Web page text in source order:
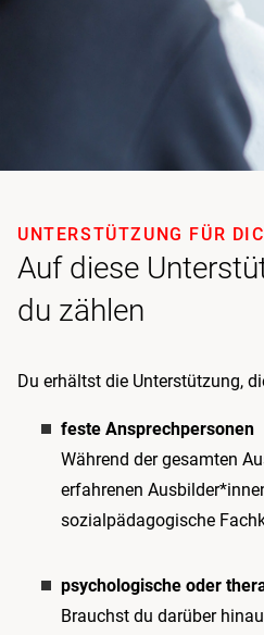
Auf diese
du zählen
UNTERSTÜTZUNG FÜR
Du erhältst die Unterstützung,
feste Ansprechpersonen
Während der gesamten
erfahrenen
sozialpädagogische
psychologische oder
Brauchst du darüber